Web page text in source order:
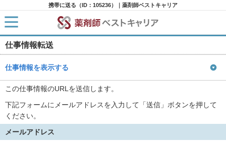
携帯に送る（ID：105236）｜薬剤師ベストキャリア
仕事情報転送
仕事情報を表示する
この仕事情報のURLを送信します。
下記フォームにメールアドレスを入力して「送信」ボタンを押して
ください。
メールアドレス
HOME
求人検索
新着求人
キャリアアドバイザー紹介
転職支援サービスに申し込む